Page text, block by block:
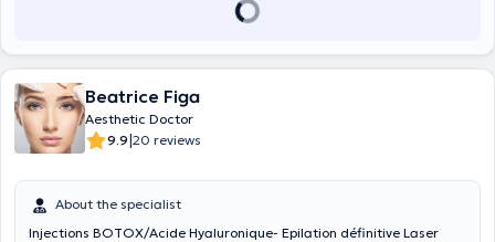
Beatrice Figa
Aesthetic Doctor
9.9|20 reviews
About the specialist
Injections BOTOX/Acide Hyaluronique- Epilation définitive Laser